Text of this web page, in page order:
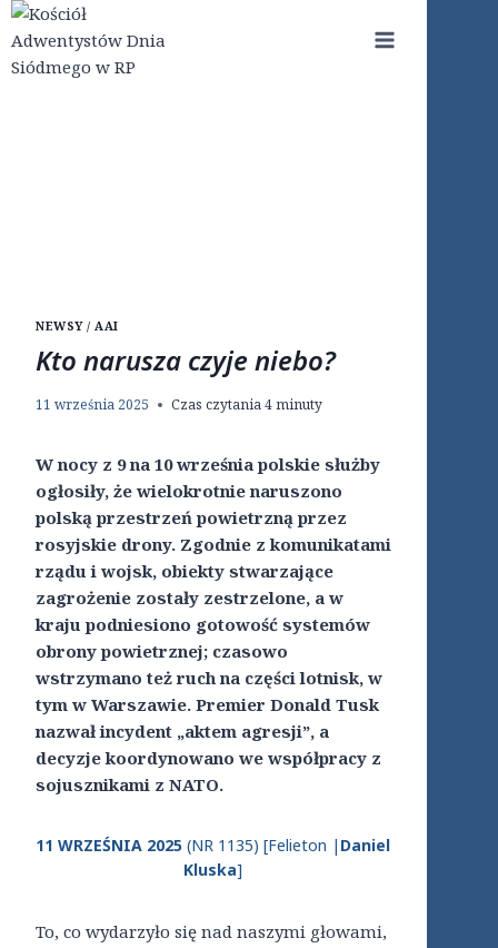
Przejdź
do
treści
NEWSY / AAI
Kto narusza czyje niebo?
11 września 2025 Czas czytania4minuty
W nocy z 9 na 10 września polskie służby
ogłosiły, że wielokrotnie naruszono
polską przestrzeń powietrzną przez
rosyjskie drony. Zgodnie z komunikatami
rządu i wojsk, obiekty stwarzające
zagrożenie zostały zestrzelone, a w
kraju podniesiono gotowość systemów
obrony powietrznej; czasowo
wstrzymano też ruch na części lotnisk, w
tym w Warszawie. Premier Donald Tusk
nazwał incydent „aktem agresji”, a
decyzje koordynowano we współpracy z
sojusznikami z NATO.
11 WRZEŚNIA 2025 (NR 1135) [Felieton | Daniel
Kluska]
To, co wydarzyło się nad naszymi głowami,